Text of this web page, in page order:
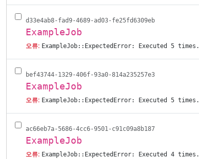
d33e4ab8-fad9-4689-ad03-fe25fd6309eb
ExampleJob
오류: ExampleJob::ExpectedError: Executed 5 times.
bef43744-1329-406f-93a0-814a235257e3
ExampleJob
오류: ExampleJob::ExpectedError: Executed 5 times.
ac66eb7a-5686-4cc6-9501-c91c09a8b187
ExampleJob
오류: ExampleJob::ExpectedError: Executed 4 times.